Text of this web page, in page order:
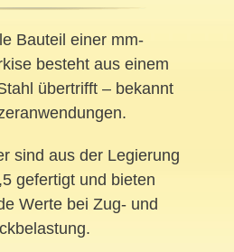
Bauteil einer mm-
besteht aus einem
übertrifft – bekannt
sind aus der Legierung
gefertigt und bieten
Werte bei Zug- und